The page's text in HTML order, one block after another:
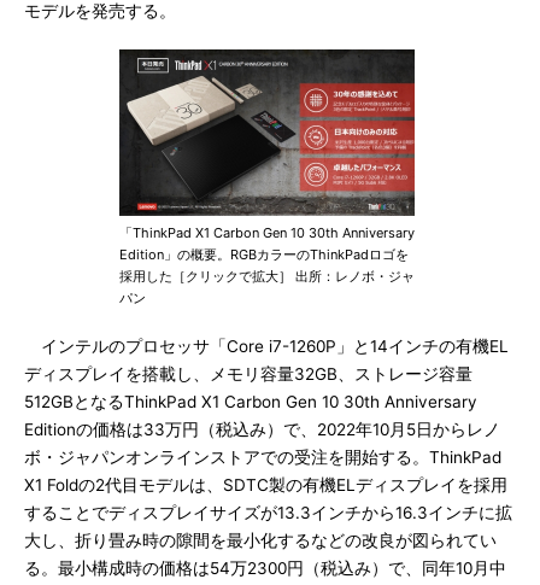
モデルを発売する。
「ThinkPad X1 Carbon Gen 10 30th Anniversary
Edition」の概要。RGBカラーのThinkPadロゴを
採用した［クリックで拡大］ 出所：レノボ・ジャ
パン
インテルのプロセッサ「Core i7-1260P」と14インチの有機EL
ディスプレイを搭載し、メモリ容量32GB、ストレージ容量
512GBとなるThinkPad X1 Carbon Gen 10 30th Anniversary
Editionの価格は33万円（税込み）で、2022年10月5日からレノ
ボ・ジャパンオンラインストアでの受注を開始する。ThinkPad
X1 Foldの2代目モデルは、SDTC製の有機ELディスプレイを採用
することでディスプレイサイズが13.3インチから16.3インチに拡
大し、折り畳み時の隙間を最小化するなどの改良が図られてい
る。最小構成時の価格は54万2300円（税込み）で、同年10月中